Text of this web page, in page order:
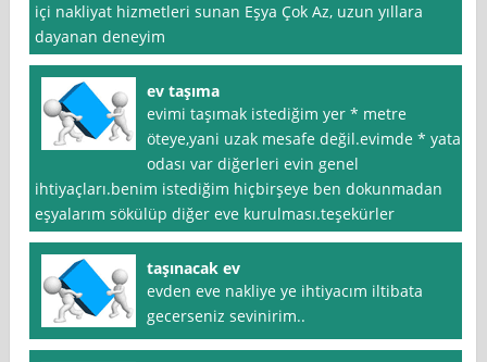
içi nakliyat hizmetleri sunan Eşya Çok Az, uzun yıllara
dayanan deneyim
ev taşıma
evimi taşımak istediğim yer * metre
öteye,yani uzak mesafe değil.evimde * yatak
odası var diğerleri evin genel
ihtiyaçları.benim istediğim hiçbirşeye ben dokunmadan
eşyalarım sökülüp diğer eve kurulması.teşekürler
taşınacak ev
evden eve nakliye ye ihtiyacım iltibata
gecerseniz sevinirim..